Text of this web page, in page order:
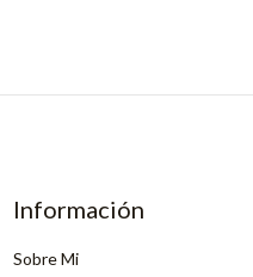
Información
Sobre Mi